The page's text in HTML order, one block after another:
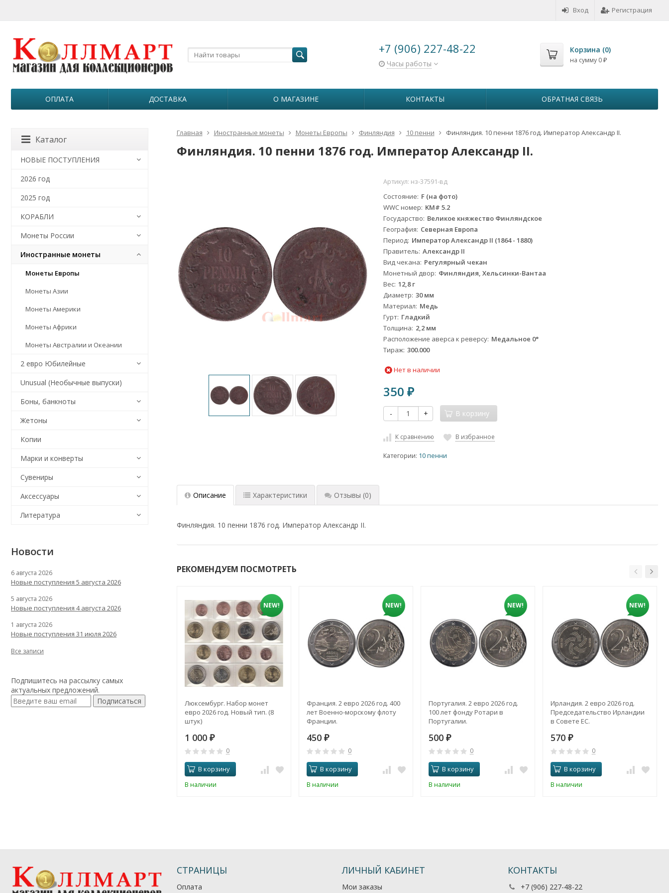
Вход Регистрация
+7 (906) 227-48-22
Часы работы
Корзина (0)
на сумму 0 ₽
ОПЛАТА ДОСТАВКА О МАГАЗИНЕ КОНТАКТЫ ОБРАТНАЯ СВЯЗЬ
Главная Иностранные монеты Монеты Европы Финляндия 10 пенни Финляндия. 10 пенни 1876 год. Император Александр II.
Финляндия. 10 пенни 1876 год. Император Александр II.
Артикул: нз-37591-вд
Состояние F (на фото)
WWC номер KM# 5.2
Государство Великое княжество Финляндское
География Северная Европа
Период Император Александр II (1864 - 1880)
Правитель Александр II
Вид чекана Регулярный чекан
Монетный двор Финляндия, Хельсинки-Вантаа
Вес 12,8 г
Диаметр 30 мм
Материал Медь
Гурт Гладкий
Толщина 2,2 мм
Расположение аверса к реверсу Медальное 0°
Тираж 300.000
Нет в наличии
350₽
- + В корзину
К сравнению В избранное
Категории: 10 пенни
Описание Характеристики Отзывы (0)
Финляндия. 10 пенни 1876 год. Император Александр II.
РЕКОМЕНДУЕМ ПОСМОТРЕТЬ
NEW!
Люксембург. Набор монет
евро 2026 год. Новый тип. (8
штук)
1 000 ₽
0
В корзину
В наличии
NEW!
Франция. 2 евро 2026 год. 400
лет Военно-морскому флоту
Франции.
450 ₽
0
В корзину
В наличии
NEW!
Португалия. 2 евро 2026 год.
100 лет фонду Ротари в
Португалии.
500 ₽
0
В корзину
В наличии
NEW!
Ирландия. 2 евро 2026 год.
Председательство Ирландии
в Совете ЕС.
570 ₽
0
В корзину
В наличии
Каталог
НОВЫЕ ПОСТУПЛЕНИЯ
2026 год
2025 год
КОРАБЛИ
Монеты России
Иностранные монеты
Монеты Европы
Монеты Азии
Монеты Америки
Монеты Африки
Монеты Австралии и Океании
2 евро Юбилейные
Unusual (Необычные выпуски)
Боны, банкноты
Жетоны
Копии
Марки и конверты
Сувениры
Аксессуары
Литература
Новости
6 августа 2026
Новые поступления 5 августа 2026
5 августа 2026
Новые поступления 4 августа 2026
1 августа 2026
Новые поступления 31 июля 2026
Все записи
Подпишитесь на рассылку самых
актуальных предложений.
Подписаться
СТРАНИЦЫ
Оплата
ЛИЧНЫЙ КАБИНЕТ
Мои заказы
КОНТАКТЫ
+7 (906) 227-48-22